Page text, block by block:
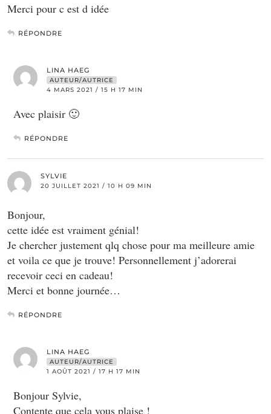
Merci pour c est d idée
RÉPONDRE
LINA HAEG
AUTEUR/AUTRICE
4 MARS 2021 / 15 H 17 MIN
Avec plaisir 🙂
RÉPONDRE
SYLVIE
20 JUILLET 2021 / 10 H 09 MIN
Bonjour,
cette idée est vraiment génial!
Je chercher justement qlq chose pour ma meilleure amie
et voila ce que je trouve! Personnellement j’adorerai
recevoir ceci en cadeau!
Merci et bonne journée…
RÉPONDRE
LINA HAEG
AUTEUR/AUTRICE
1 AOÛT 2021 / 17 H 17 MIN
Bonjour Sylvie,
Contente que cela vous plaise !